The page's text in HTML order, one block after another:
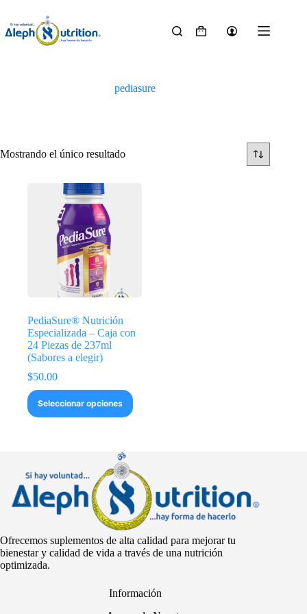
contenido
Carro
pediasure
Mostrando el único resultado
PediaSure® Nutrición
Especializada – Caja con
24 Piezas de 237ml
(Sabores a elegir)
$50.00
Seleccionar opciones
Este
producto
tiene
opciones
se
pueden
elegir
página
de
producto
Ofrecemos suplementos de alta calidad para mejorar tu
bienestar y calidad de vida a través de una nutrición
optimizada.
Información